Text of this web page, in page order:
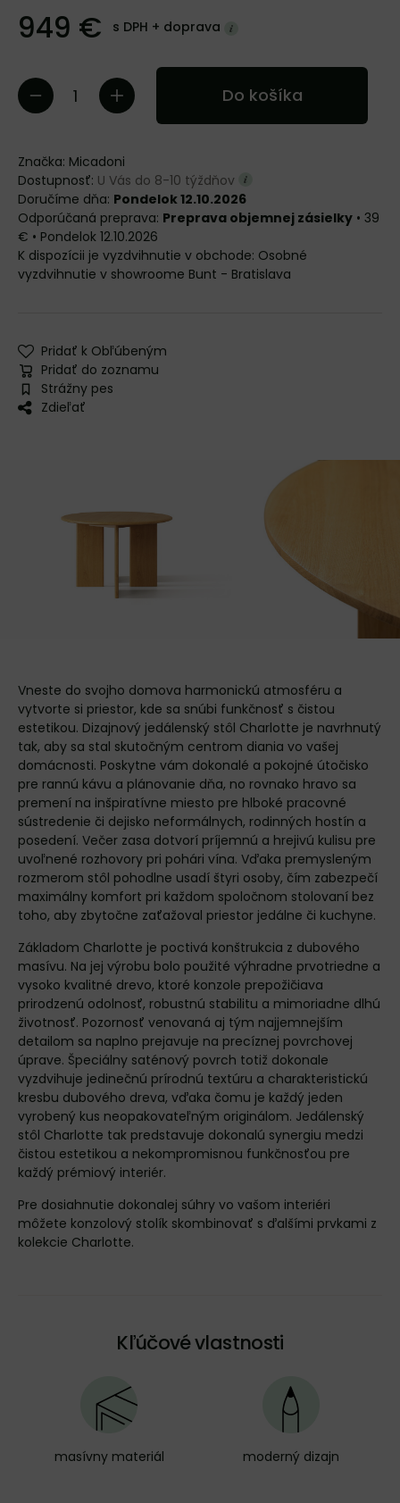
949 € s DPH + doprava
Do košíka
Značka: Micadoni
Dostupnosť: U Vás do 8-10 týždňov
Doručíme dňa: Pondelok 12.10.2026
Preprava objemnej zásielky • 39
€ • Pondelok 12.10.2026
Osobné
vyzdvihnutie v showroome Bunt - Bratislava
Pridať k Obľúbeným
Pridať do zoznamu
Strážny pes
Zdieľať
Vneste do svojho domova harmonickú atmosféru a
vytvorte si priestor, kde sa snúbi funkčnosť s čistou
estetikou. Dizajnový jedálenský stôl Charlotte je navrhnutý
tak, aby sa stal skutočným centrom diania vo vašej
domácnosti. Poskytne vám dokonalé a pokojné útočisko
pre rannú kávu a plánovanie dňa, no rovnako hravo sa
premení na inšpiratívne miesto pre hlboké pracovné
sústredenie či dejisko neformálnych, rodinných hostín a
posedení. Večer zasa dotvorí príjemnú a hrejivú kulisu pre
uvoľnené rozhovory pri pohári vína. Vďaka premysleným
rozmerom stôl pohodlne usadí štyri osoby, čím zabezpečí
maximálny komfort pri každom spoločnom stolovaní bez
toho, aby zbytočne zaťažoval priestor jedálne či kuchyne.
Základom Charlotte je poctivá konštrukcia z dubového
masívu. Na jej výrobu bolo použité výhradne prvotriedne a
vysoko kvalitné drevo, ktoré konzole prepožičiava
prirodzenú odolnosť, robustnú stabilitu a mimoriadne dlhú
životnosť. Pozornosť venovaná aj tým najjemnejším
detailom sa naplno prejavuje na precíznej povrchovej
úprave. Špeciálny saténový povrch totiž dokonale
vyzdvihuje jedinečnú prírodnú textúru a charakteristickú
kresbu dubového dreva, vďaka čomu je každý jeden
vyrobený kus neopakovateľným originálom. Jedálenský
stôl Charlotte tak predstavuje dokonalú synergiu medzi
čistou estetikou a nekompromisnou funkčnosťou pre
každý prémiový interiér.
Pre dosiahnutie dokonalej súhry vo vašom interiéri
môžete konzolový stolík skombinovať s ďalšími prvkami z
kolekcie Charlotte.
Kľúčové vlastnosti
masívny materiál moderný dizajn